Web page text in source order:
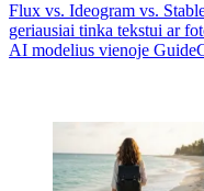
Flux vs. Ideogram vs.
geriausiai tinka tekstui ar
AI modelius vienoje